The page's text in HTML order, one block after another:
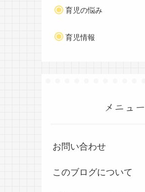
育児の悩み
育児情報
メニュー
お問い合わせ
このブログについて